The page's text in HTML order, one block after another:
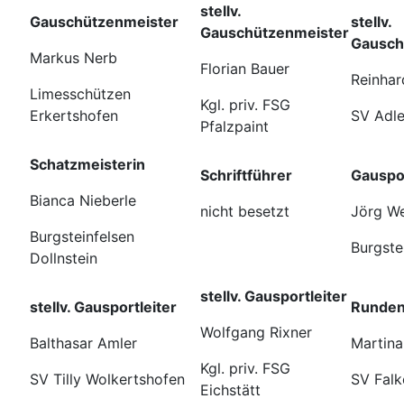
Gauschützenmeister
Markus Nerb
Limesschützen
Erkertshofen
stellv.
Gauschützenmeister
Florian Bauer
Kgl. priv. FSG
Pfalzpaint
stellv.
SV
Schatzmeisterin
Bianca Nieberle
Burgsteinfelsen
Dollnstein
Schriftführer
nicht besetzt
Jörg
stellv. Gausportleiter
Balthasar Amler
SV Tilly Wolkertshofen
stellv. Gausportleiter
Wolfgang Rixner
Kgl. priv. FSG
Eichstätt
SV